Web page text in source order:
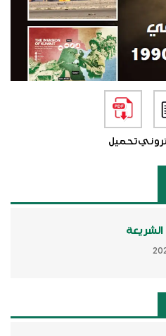
تحميل
الشريعة